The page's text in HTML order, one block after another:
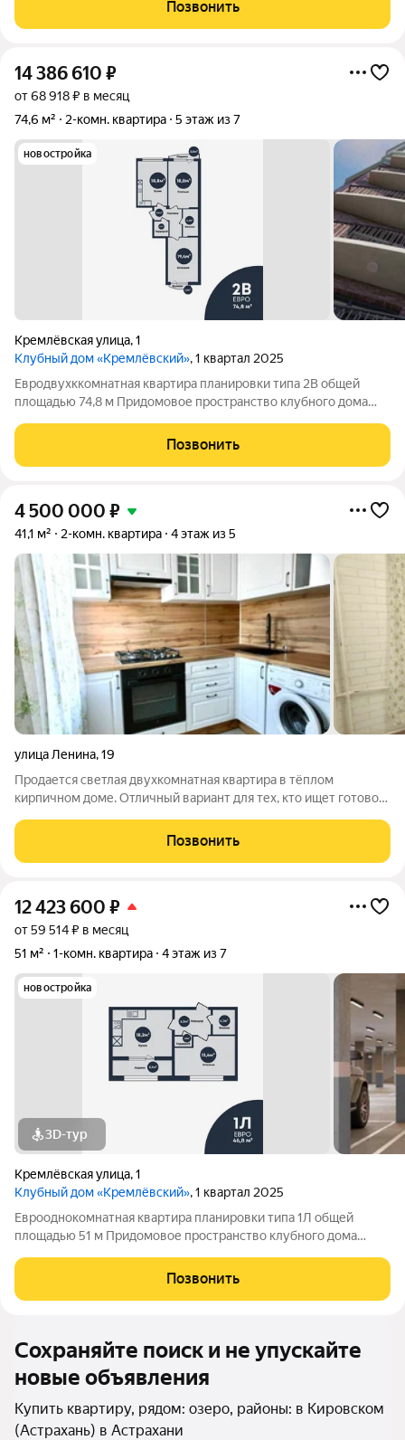
аренду. Сделан качественный ремонт
Позвонить
14 386 610 ₽
от 68 918 ₽ в месяц
74,6 м²
2-комн. квартира 5 этаж из 7
новостройка
Кремлёвская улица,1
Клубный дом «Кремлёвский», 1 квартал 2025
Евродвухккомнатная квартира планировки типа 2В общей
площадью 74,8 м Придомовое пространство клубного дома
паркинг на 53 парковочных места Детские площадки Зона
work-out и business lounge
Позвонить
4 500 000 ₽
41,1 м² 2-комн. квартира 4 этаж из 5
улица Ленина,19
Продается светлая двухкомнатная квартира в тёплом
кирпичном доме. Отличный вариант для тех, кто ищет готовое
Площадь: 41,4 м + балкон. Косметический ремонт: Выполнен
освежающий ремонт, создана
Позвонить
12 423 600 ₽
от 59 514 ₽ в месяц
51 м²
1-комн. квартира 4 этаж из 7
новостройка
3D-тур
Кремлёвская улица,1
Клубный дом «Кремлёвский», 1 квартал 2025
Еврооднокомнатная квартира планировки типа 1Л общей
площадью 51 м Придомовое пространство клубного дома
паркинг на 53 парковочных места Детские площадки Зона
work-out и business lounge
Позвонить
Сохраняйте поиск и не упускайте
новые объявления
Купить квартиру, рядом: озеро, районы: в Кировском
(Астрахань) в Астрахани